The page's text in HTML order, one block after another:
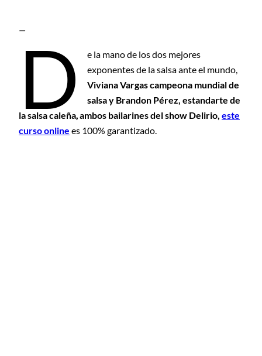
—
D
e la mano de los dos mejores
exponentes de la salsa ante el mundo,
Viviana Vargas campeona mundial de
salsa y Brandon Pérez, estandarte de
la salsa caleña,ambos bailarines del show Delirio, este
curso online es 100% garantizado.